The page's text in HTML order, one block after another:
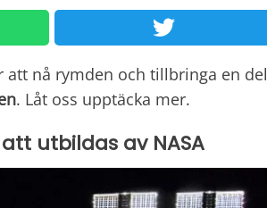
nå rymden och tillbringa en del
. Låt oss upptäcka mer.
utbildas av NASA